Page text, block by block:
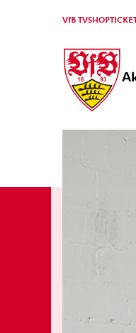
VfB TVSHOP